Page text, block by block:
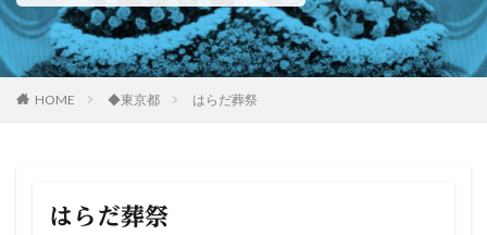
HOME ◆東京都 はらだ葬祭
はらだ葬祭